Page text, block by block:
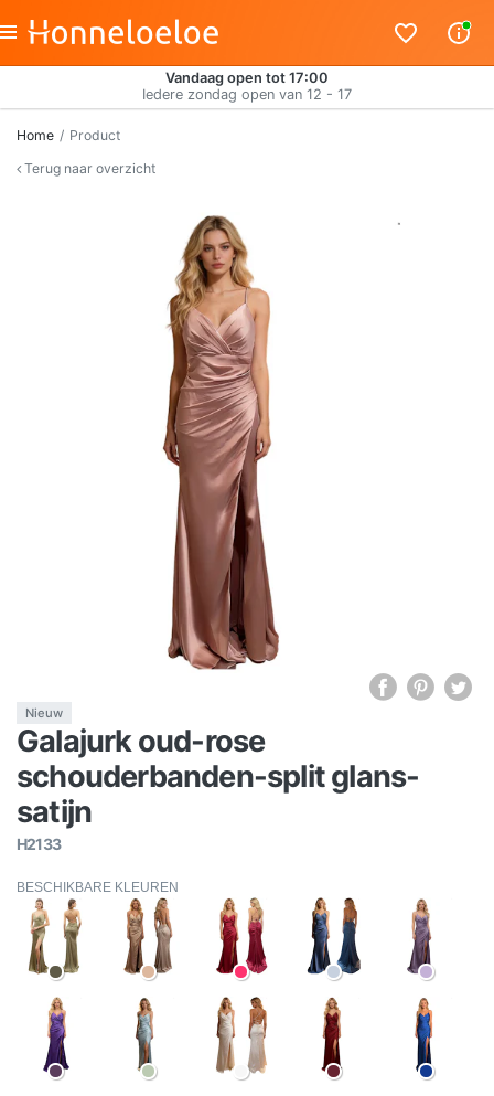
Vandaag open tot 17:00
Iedere zondag open van 12 - 17
Home
Product
Terug naar overzicht
Nieuw
Galajurk oud-rose
schouderbanden-split glans-
satijn
H2133
BESCHIKBARE KLEUREN